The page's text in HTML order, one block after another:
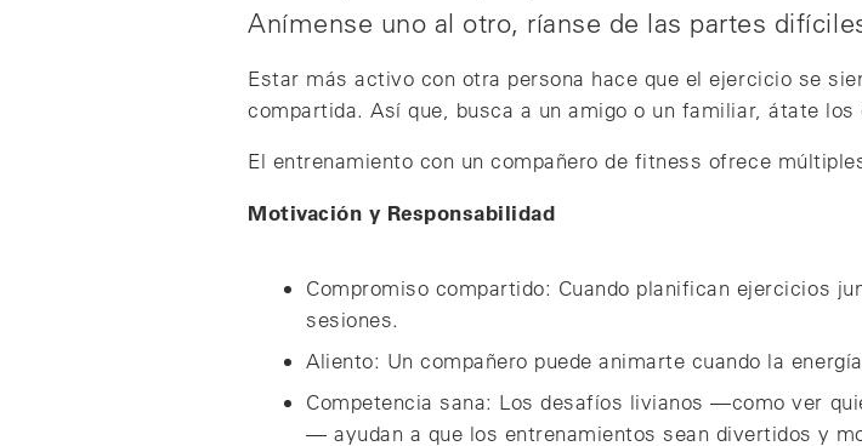
Anímense uno al otro, ríanse de las partes
Estar más activo con otra persona hace que el ejercicio se
compartida. Así que, busca a un amigo o un familiar, átate
El entrenamiento con un compañero de fitness ofrece
Motivación y Responsabilidad
Compromiso compartido: Cuando planifican ejercicios
sesiones.
Aliento: Un compañero puede animarte cuando la
Competencia sana: Los desafíos livianos —como ver
— ayudan a que los entrenamientos sean divertidos y